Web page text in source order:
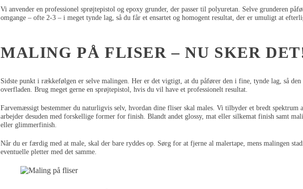
Vi anvender en professionel sprøjtepistol og epoxy grunder, der passer til polyuretan. Selve grunderen
omgange – ofte 2-3 – i meget tynde lag, så du får et ensartet og homogent resultat, der er umuligt at
MALING PÅ FLISER – NU SKER
Sidste punkt i rækkefølgen er selve malingen. Her er det vigtigt, at du påfører den i fine, tynde lag, så
overfladen. Brug meget gerne en sprøjtepistol, hvis du vil have et professionelt resultat.
Farvemæssigt bestemmer du naturligvis selv, hvordan dine fliser skal males. Vi tilbyder et bredt spektrum
arbejder desuden med forskellige former for finish. Blandt andet glossy, mat eller silkemat finish samt
eller glimmerfinish.
Når du er færdig med at male, skal der bare ryddes op. Sørg for at fjerne al malertape, mens malingen
eventuelle pletter med det samme.